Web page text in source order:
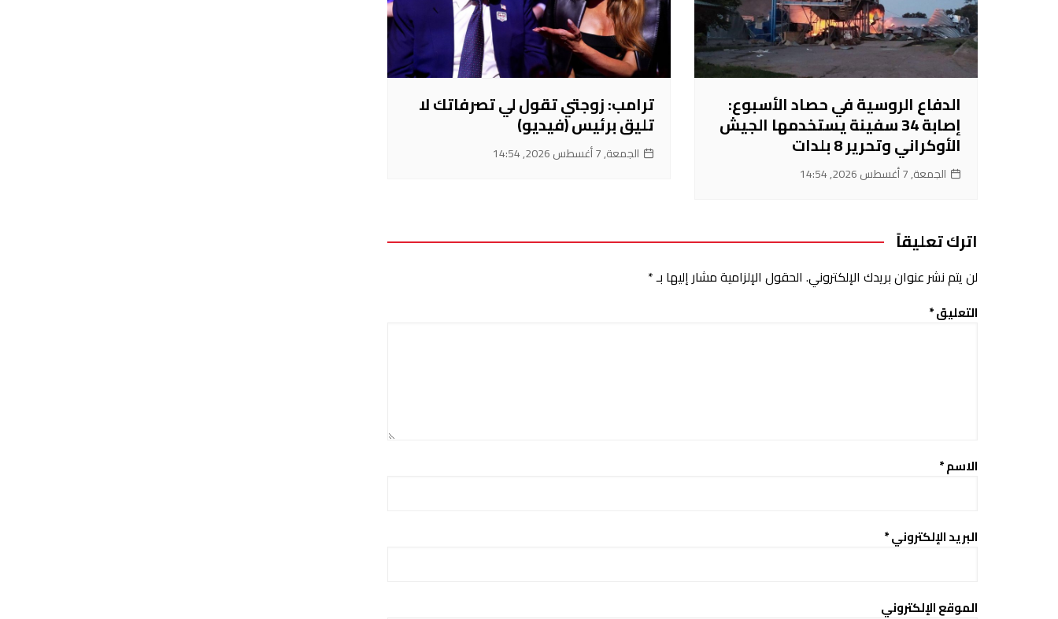
الدفاع الروسية في حصاد الأسبوع:
إصابة 34 سفينة يستخدمها الجيش
الأوكراني وتحرير 8 بلدات
الجمعة, 7 أغسطس 2026, 14:54
ترامب: زوجتي تقول لي تصرفاتك لا
تليق برئيس (فيديو)
الجمعة, 7 أغسطس 2026, 14:54
اترك تعليقاً
لن يتم نشر عنوان بريدك الإلكتروني. الحقول الإلزامية مشار إليها بـ*
التعليق*
الاسم*
البريد الإلكتروني*
الموقع الإلكتروني